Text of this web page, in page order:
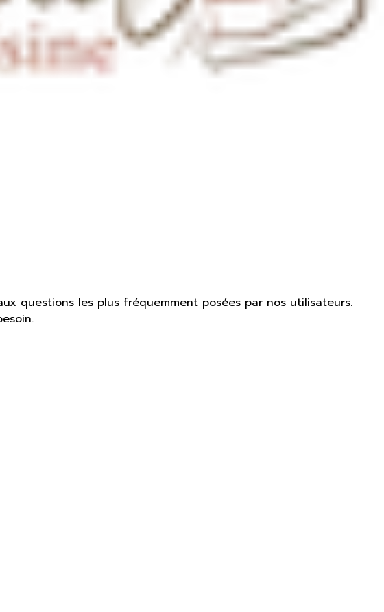
questions les plus fréquemment posées par nos utilisateurs.